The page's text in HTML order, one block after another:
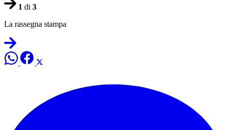
1 di 3
La rassegna stampa